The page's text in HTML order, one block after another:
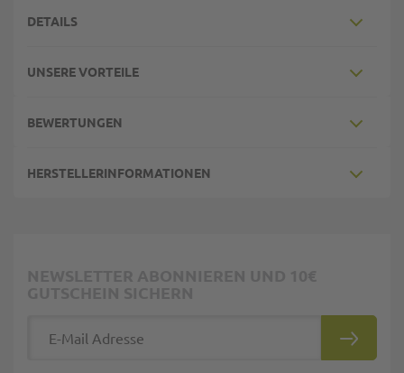
DETAILS
UNSERE VORTEILE
BEWERTUNGEN
HERSTELLERINFORMATIONEN